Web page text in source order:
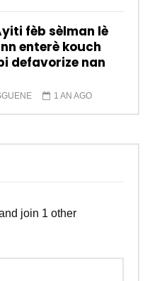
fèb sèlman lè
enterè kouch
defavorize nan
1 AN AGO
join 1 other